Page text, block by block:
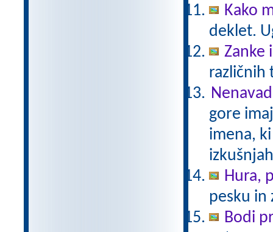
Kako
deklet.
Zanke
različnih
gore
imena,
Hura,
pesku in
Bodi